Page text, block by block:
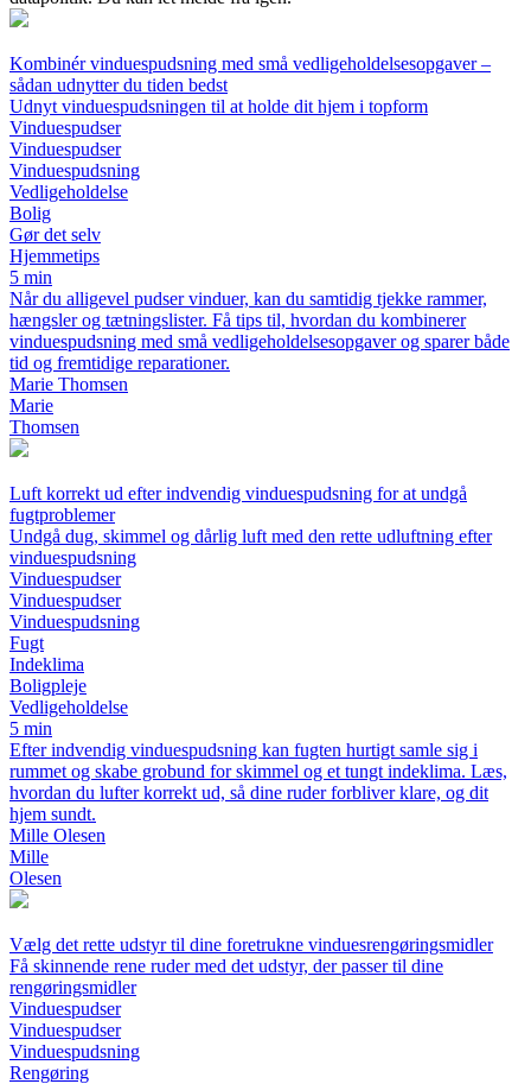
Kombinér vinduespudsning med små vedligeholdelsesopgaver –
sådan udnytter du tiden bedst
Udnyt vinduespudsningen til at holde dit hjem i topform
Vinduespudser
Vinduespudser
Vinduespudsning
Vedligeholdelse
Bolig
Gør det selv
Hjemmetips
5 min
Når du alligevel pudser vinduer, kan du samtidig tjekke rammer,
hængsler og tætningslister. Få tips til, hvordan du kombinerer
vinduespudsning med små vedligeholdelsesopgaver og sparer både
tid og fremtidige reparationer.
Marie Thomsen
Marie
Thomsen
Luft korrekt ud efter indvendig vinduespudsning for at undgå
fugtproblemer
Undgå dug, skimmel og dårlig luft med den rette udluftning efter
vinduespudsning
Vinduespudser
Vinduespudser
Vinduespudsning
Fugt
Indeklima
Boligpleje
Vedligeholdelse
5 min
Efter indvendig vinduespudsning kan fugten hurtigt samle sig i
rummet og skabe grobund for skimmel og et tungt indeklima. Læs,
hvordan du lufter korrekt ud, så dine ruder forbliver klare, og dit
hjem sundt.
Mille Olesen
Mille
Olesen
Vælg det rette udstyr til dine foretrukne vinduesrengøringsmidler
Få skinnende rene ruder med det udstyr, der passer til dine
rengøringsmidler
Vinduespudser
Vinduespudser
Vinduespudsning
Rengøring